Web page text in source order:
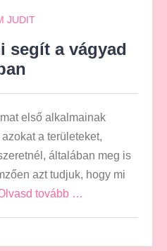
JUDIT
segít a vágyad
első alkalmainak
a területeket,
általában meg is
azt tudjuk, hogy mi
tovább …